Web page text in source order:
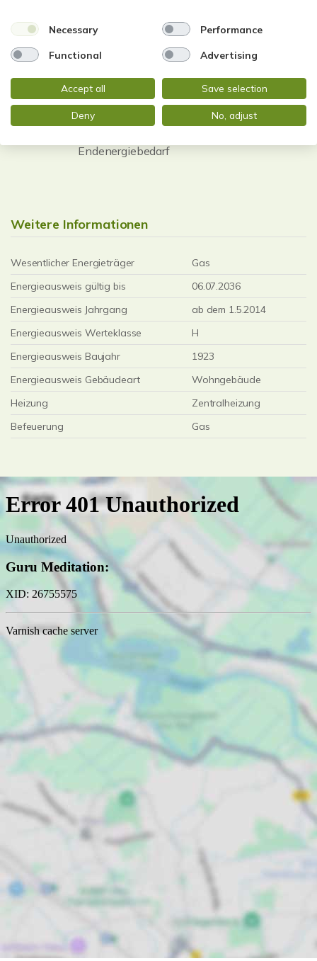
Energieausweis (Bedarfsausweis)
Endenergiebedarf
Weitere Informationen
Wesentlicher Energieträger
Gas
Energieausweis gültig bis
06.07.2036
Energieausweis Jahrgang
ab dem 1.5.2014
Energieausweis Werteklasse
H
Energieausweis Baujahr
1923
Energieausweis Gebäudeart
Wohngebäude
Heizung
Zentralheizung
Befeuerung
Gas
Necessary Performance
Functional Advertising
Accept all Save selection
Deny No, adjust